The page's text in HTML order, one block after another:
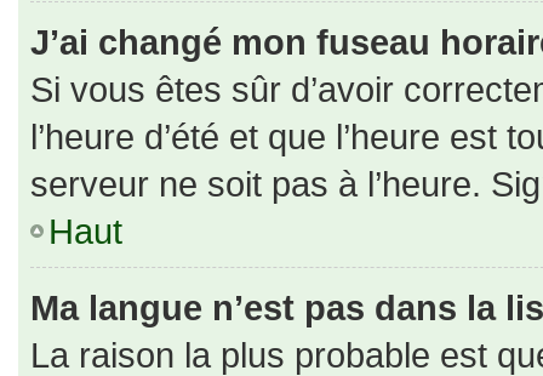
J’ai changé mon fuseau
Si vous êtes sûr d’avoir
l’heure d’été et que l’heure est
serveur ne soit pas à l’heure.
Haut
Ma langue n’est pas dans la
La raison la plus probable est